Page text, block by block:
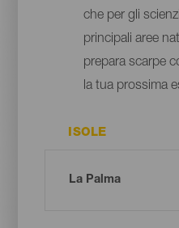
che per gli
principali aree
prepara scarpe
la tua prossima
ISOLE